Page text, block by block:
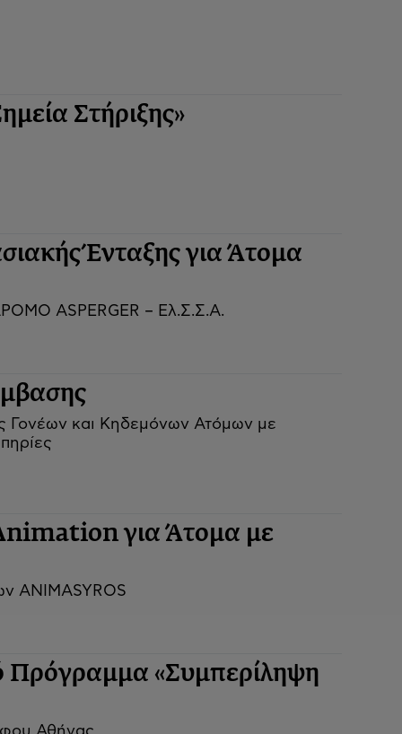
Στήριξης»
Ένταξης για Άτομα
ASPERGER – Ελ.Σ.Σ.Α.
και Κηδεμόνων Ατόμων με
για Άτομα με
ANIMASYROS
Πρόγραμμα «Συμπερίληψη